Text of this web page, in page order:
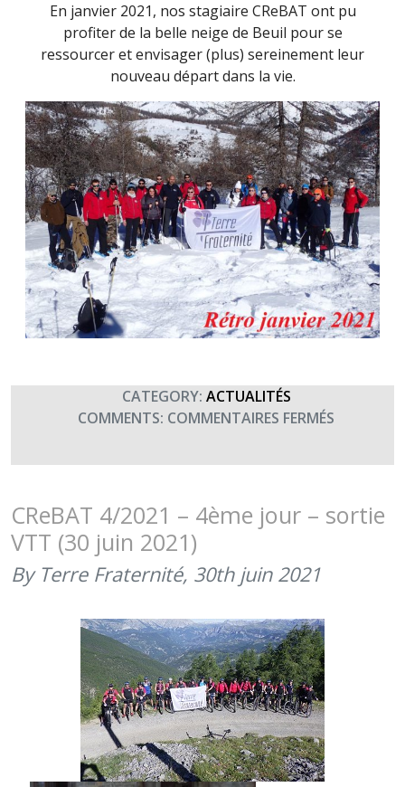
En janvier 2021, nos stagiaire CReBAT ont pu
profiter de la belle neige de Beuil pour se
ressourcer et envisager (plus) sereinement leur
nouveau départ dans la vie.
CATEGORY: ACTUALITÉS
COMMENTS: COMMENTAIRES FERMÉS
2021
JANVIER
–
CReBAT 4/2021 – 4ème jour – sortie
VTT (30 juin 2021)
By Terre Fraternité, 30th juin 2021